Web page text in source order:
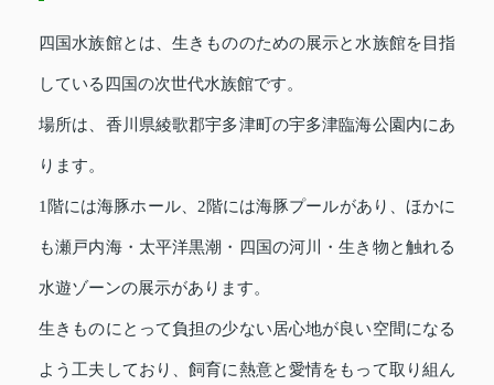
四国水族館とは、生きもののための展示と水族館を目指
している四国の次世代水族館です。
場所は、香川県綾歌郡宇多津町の宇多津臨海公園内にあ
ります。
1階には海豚ホール、2階には海豚プールがあり、ほかに
も瀬戸内海・太平洋黒潮・四国の河川・生き物と触れる
水遊ゾーンの展示があります。
生きものにとって負担の少ない居心地が良い空間になる
よう工夫しており、飼育に熱意と愛情をもって取り組ん